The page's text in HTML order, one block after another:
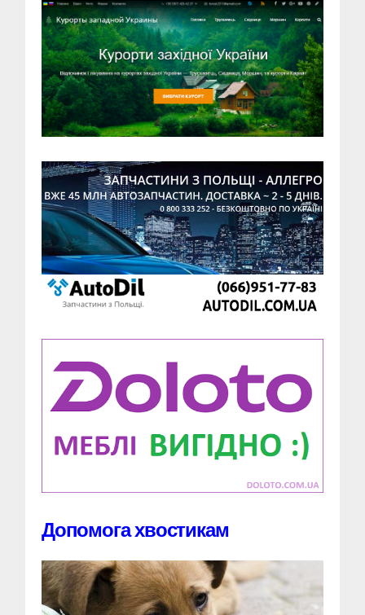
Допомога хвостикам